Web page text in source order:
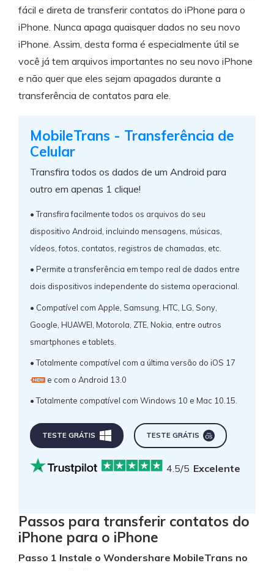
fácil e direta de transferir contatos do iPhone para o
iPhone. Nunca apaga quaisquer dados no seu novo
iPhone. Assim, desta forma é especialmente útil se
você já tem arquivos importantes no seu novo iPhone
e não quer que eles sejam apagados durante a
transferência de contatos para ele.
MobileTrans - Transferência de
Celular
Transfira todos os dados de um Android para
outro em apenas 1 clique!
• Transfira facilmente todos os arquivos do seu
dispositivo Android, incluindo mensagens, músicas,
vídeos, fotos, contatos, registros de chamadas, etc.
• Permite a transferência em tempo real de dados entre
dois dispositivos independente do sistema operacional.
• Compatível com Apple, Samsung, HTC, LG, Sony,
Google, HUAWEI, Motorola, ZTE, Nokia, entre outros
smartphones e tablets.
• Totalmente compatível com a última versão do iOS 17
e com o Android 13.0
• Totalmente compatível com Windows 10 e Mac 10.15.
TESTE GRÁTIS TESTE GRÁTIS
4.5/5 Excelente
Passos para transferir contatos do
iPhone para o iPhone
Passo 1 Instale o Wondershare MobileTrans no